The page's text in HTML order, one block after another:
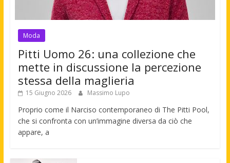
Moda
Pitti Uomo 26: una collezione che
mette in discussione la percezione
stessa della maglieria
15 Giugno 2026 Massimo Lupo
Proprio come il Narciso contemporaneo di The Pitti Pool,
che si confronta con un’immagine diversa da ciò che
appare, a